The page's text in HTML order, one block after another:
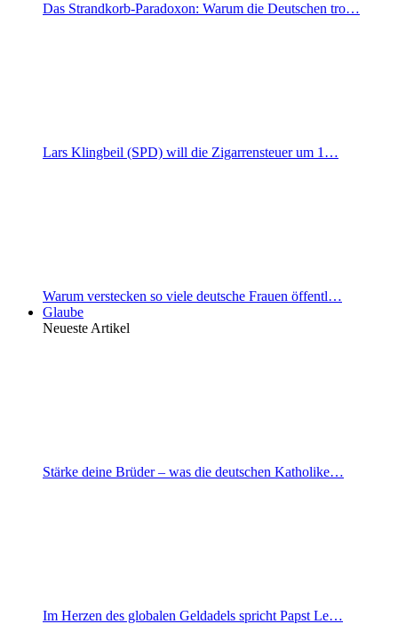
Das Strandkorb-Paradoxon: Warum die Deutschen tro…
Lars Klingbeil (SPD) will die Zigarrensteuer um 1…
Warum verstecken so viele deutsche Frauen öffentl…
Glaube
Neueste Artikel
Stärke deine Brüder – was die deutschen Katholike…
Im Herzen des globalen Geldadels spricht Papst Le…